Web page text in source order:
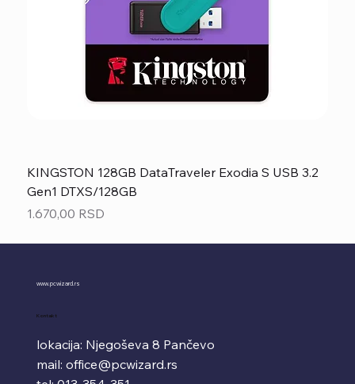
KINGSTON 128GB DataTraveler Exodia S USB 3.2
Gen1 DTXS/128GB
Price
1.670,00 RSD
www.pcwizard.rs
Kontakt
lokacija: Njegoševa 8 Pančevo
mail: office@pcwizard.rs